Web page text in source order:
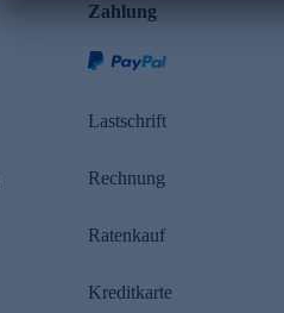
Zahlung
Lastschrift
Rechnung
Ratenkauf
Kreditkarte